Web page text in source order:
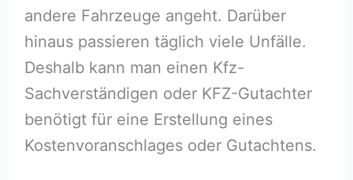
andere Fahrzeuge angeht. Darüber
hinaus passieren täglich viele Unfälle.
Deshalb kann man einen Kfz-
Sachverständigen oder KFZ-Gutachter
benötigt für eine Erstellung eines
Kostenvoranschlages oder Gutachtens.